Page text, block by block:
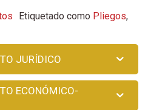
Etiquetado como Pliegos,
JURÍDICO
ECONÓMICO-